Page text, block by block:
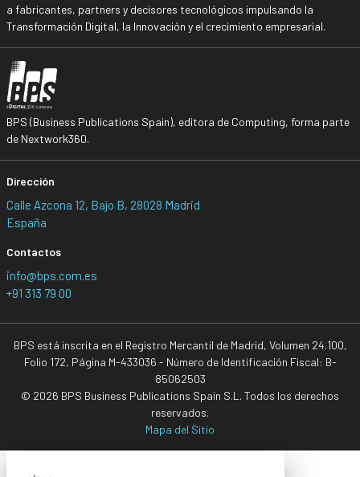
a fabricantes, partners y decisores tecnológicos impulsando la
Transformación Digital, la Innovación y el crecimiento empresarial.
BPS (Business Publications Spain), editora de Computing, forma parte
de Nextwork360.
Dirección
Calle Azcona 12, Bajo B, 28028 Madrid
España
Contactos
info@bps.com.es
+91 313 79 00
BPS está inscrita en el Registro Mercantil de Madrid, Volumen 24.100,
Folio 172, Página M-433036 - Número de Identificación Fiscal: B-
85062503
© 2026 BPS Business Publications Spain S.L. Todos los derechos
reservados.
Mapa del Sitio